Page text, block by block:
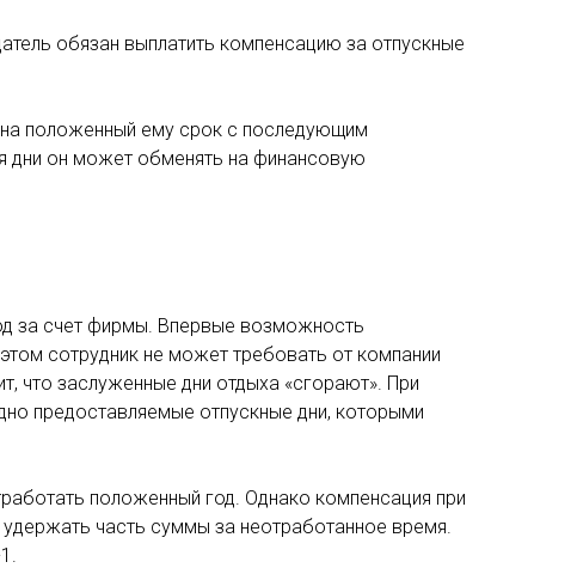
обязан выплатить компенсацию за отпускные
на положенный ему срок с последующим
дни он может обменять на финансовую
за счет фирмы. Впервые возможность
сотрудник не может требовать от компании
что заслуженные дни отдыха «сгорают». При
предоставляемые отпускные дни, которыми
положенный год. Однако компенсация при
часть суммы за неотработанное время.